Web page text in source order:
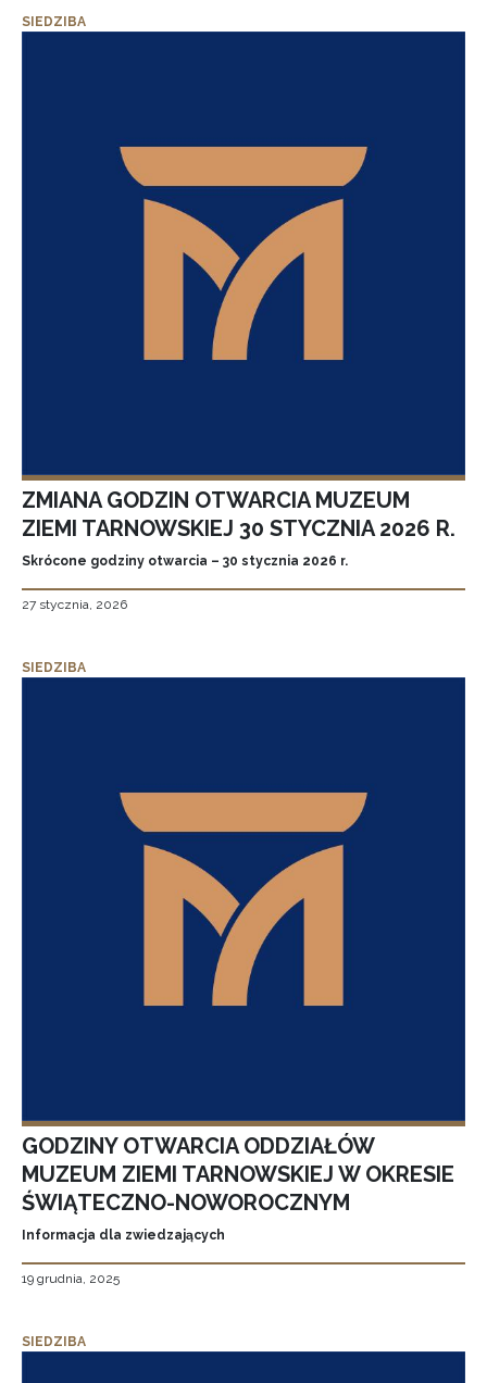
SIEDZIBA
ZMIANA GODZIN OTWARCIA MUZEUM
ZIEMI TARNOWSKIEJ 30 STYCZNIA 2026 R.
Skrócone godziny otwarcia – 30 stycznia 2026 r.
27 stycznia, 2026
SIEDZIBA
GODZINY OTWARCIA ODDZIAŁÓW
MUZEUM ZIEMI TARNOWSKIEJ W OKRESIE
ŚWIĄTECZNO-NOWOROCZNYM
Informacja dla zwiedzających
19 grudnia, 2025
SIEDZIBA